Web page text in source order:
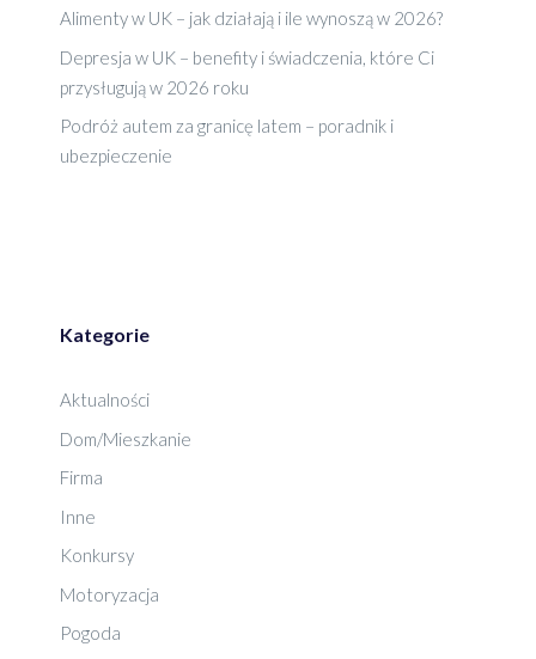
Alimenty w UK – jak działają i ile wynoszą w 2026?
Depresja w UK – benefity i świadczenia, które Ci
przysługują w 2026 roku
Podróż autem za granicę latem – poradnik i
ubezpieczenie
Kategorie
Aktualności
Dom/Mieszkanie
Firma
Inne
Konkursy
Motoryzacja
Pogoda